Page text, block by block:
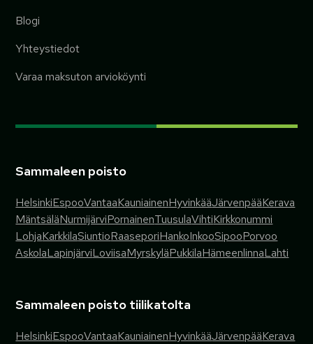
Blogi
Yhteystiedot
Varaa maksuton arvioköynti
Sammaleen poisto
HelsinkiEspooVantaaKauniainenHyvinkääJärvenpääKerava
MäntsäläNurmijärviPornainenTuusulaVihtiKirkkonummi
LohjaKarkkilaSiuntioRaaseporiHankoInkooSipooPorvoo
AskolaLapinjärviLoviisaMyrskyläPukkilaHämeenlinnaLahti
Sammaleen poisto tiilikatolta
HelsinkiEspooVantaaKauniainenHyvinkääJärvenpääKerava